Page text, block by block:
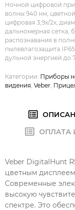
Ночной цифровой
волны 940 нм,
цифровая 3,9х/2х,
дальномерная сетка,
распознавания в
пылевлагозащита
дульной энергией до
Категории: Приборы
видения Veber
ОПЛАТА
Veber DigitalHunt
цветным
Современные
высокую
спектре. Это